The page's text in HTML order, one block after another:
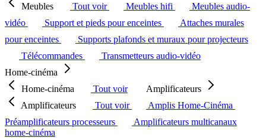
Meubles
Tout voir Meubles hifi
Meubles audio-
vidéo
Support et pieds pour enceintes
Attaches murales
pour enceintes
Supports plafonds et muraux pour projecteurs
Télécommandes
Transmetteurs audio-vidéo
Home-cinéma
Home-cinéma
Tout voir
Amplificateurs
Amplificateurs
Tout voir
Amplis Home-Cinéma
Préamplificateurs processeurs
Amplificateurs multicanaux
home-cinéma